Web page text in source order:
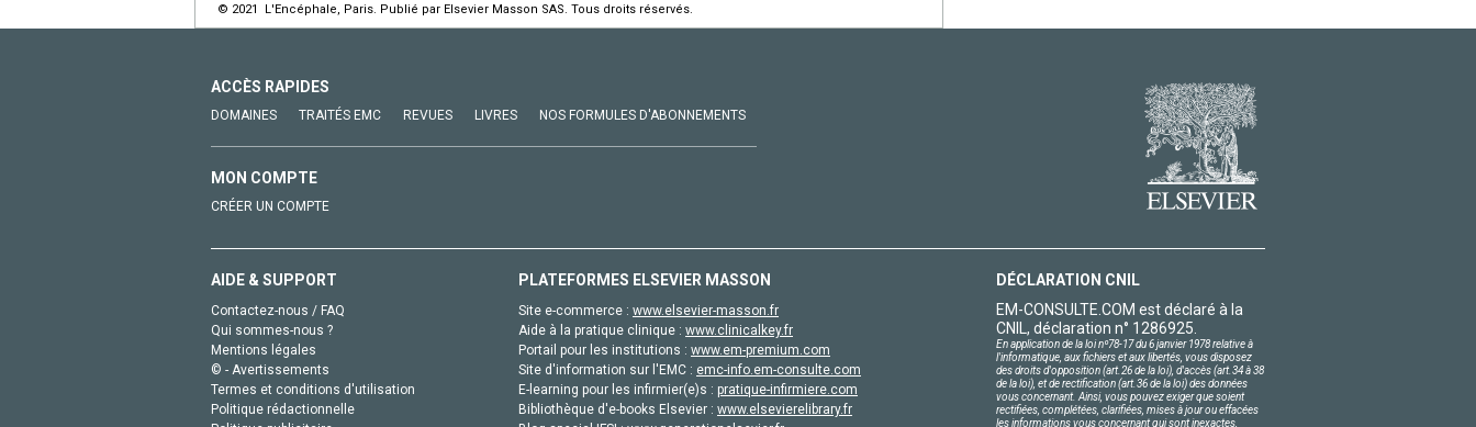
© 2021 L'Encéphale, Paris. Publié par Elsevier Masson SAS. Tous droits réservés.
ACCÈS RAPIDES
DOMAINES TRAITÉS EMC REVUES LIVRES NOS FORMULES D'ABONNEMENTS
MON COMPTE
CRÉER UN COMPTE
AIDE & SUPPORT
Contactez-nous / FAQ
Qui sommes-nous ?
Mentions légales
© - Avertissements
Termes et conditions d'utilisation
Politique rédactionnelle
PLATEFORMES ELSEVIER MASSON
Site e-commerce : www.elsevier-masson.fr
Aide à la pratique clinique : www.clinicalkey.fr
Portail pour les institutions : www.em-premium.com
Site d'information sur l'EMC : emc-info.em-consulte.com
E-learning pour les infirmier(e)s : pratique-infirmiere.com
Bibliothèque d'e-books Elsevier : www.elsevierelibrary.fr
DÉCLARATION CNIL
EM-CONSULTE.COM est déclaré à la
CNIL, déclaration n° 1286925.
En application de la loi nº78-17 du 6 janvier 1978 relative à
l'informatique, aux fichiers et aux libertés, vous disposez
des droits d'opposition (art.26 de la loi), d'accès (art.34 à 38
de la loi), et de rectification (art.36 de la loi) des données
vous concernant. Ainsi, vous pouvez exiger que soient
rectifiées, complétées, clarifiées, mises à jour ou effacées
les informations vous concernant qui sont inexactes,